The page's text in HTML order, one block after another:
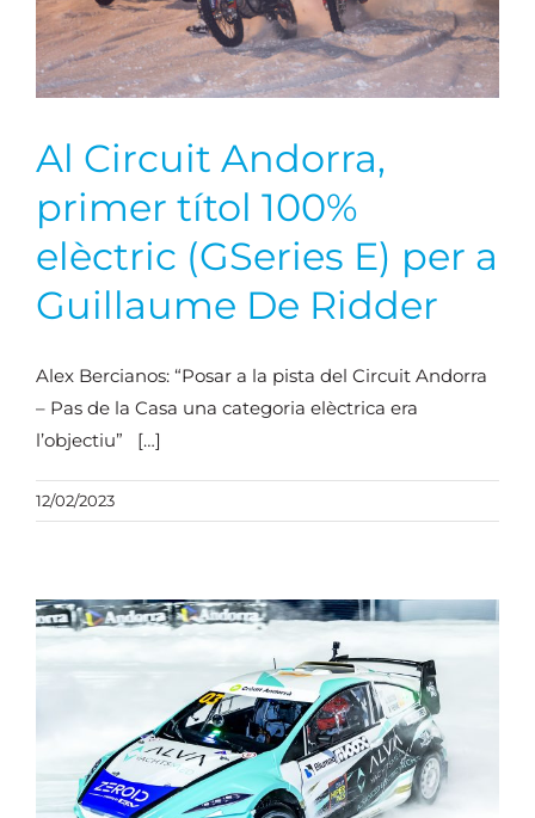
Al Circuit Andorra,
primer títol 100%
elèctric (GSeries E) per a
Guillaume De Ridder
Alex Bercianos: “Posar a la pista del Circuit Andorra
– Pas de la Casa una categoria elèctrica era
l’objectiu” […]
12/02/2023